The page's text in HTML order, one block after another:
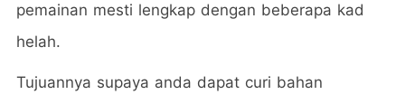
pemainan mesti lengkap dengan beberapa kad
helah.
Tujuannya supaya anda dapat curi bahan